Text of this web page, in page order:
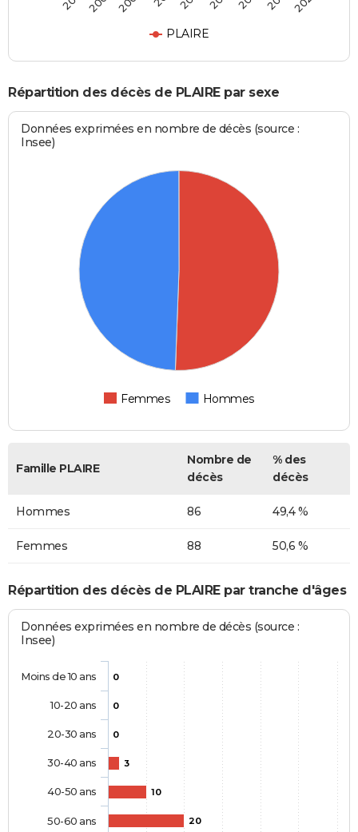
PLAIRE
Répartition des décès de PLAIRE par sexe
Données exprimées en nombre de décès (source :
Insee)
Femmes Hommes
Famille PLAIRE
Nombre de
décès
% des
décès
Hommes 86 49,4 %
Femmes 88 50,6 %
Répartition des décès de PLAIRE par tranche d'âges
Données exprimées en nombre de décès (source :
Insee)
0
0
0
3
10
20
Moins de 10 ans
10-20 ans
20-30 ans
30-40 ans
40-50 ans
50-60 ans